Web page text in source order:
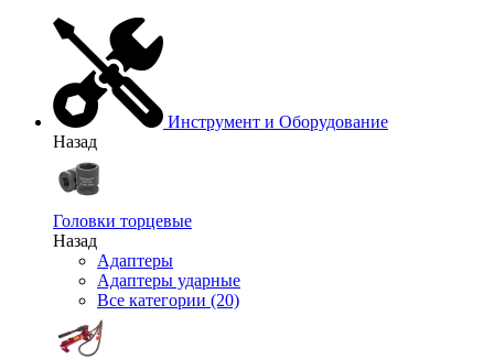
Инструмент и Оборудование
Назад
Головки торцевые
Назад
Адаптеры
Адаптеры ударные
Все категории (20)